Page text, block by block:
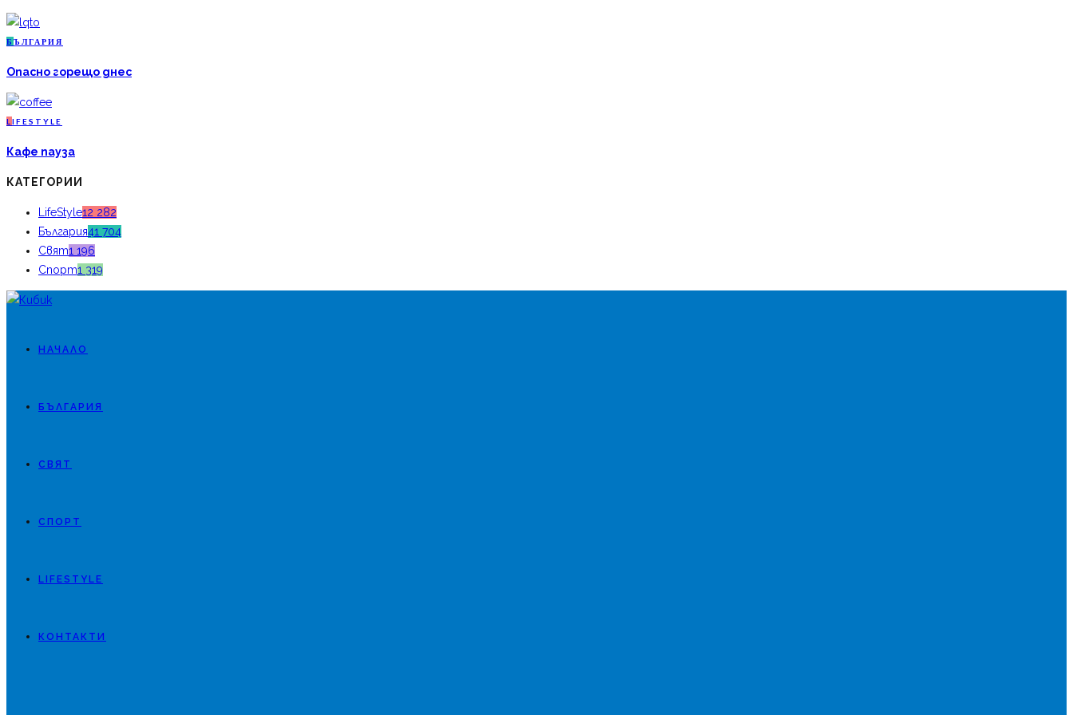
Б ЪЛГАРИЯ
Опасно горещо днес
L IFESTYLE
Кафе пауза
КАТЕГОРИИ
LifeStyle12 282
България41 704
Свят1 196
Спорт1 319
НАЧАЛО
БЪЛГАРИЯ
СВЯТ
СПОРТ
LIFESTYLE
КОНТАКТИ